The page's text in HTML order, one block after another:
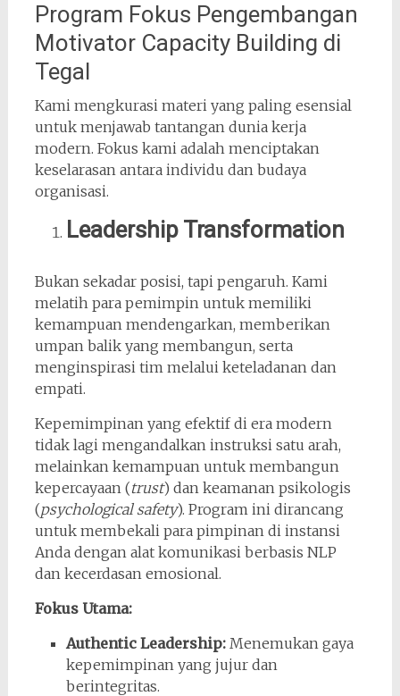
Program Fokus Pengembangan
Motivator Capacity Building di
Tegal
Kami mengkurasi materi yang paling esensial
untuk menjawab tantangan dunia kerja
modern. Fokus kami adalah menciptakan
keselarasan antara individu dan budaya
organisasi.
Leadership Transformation
Bukan sekadar posisi, tapi pengaruh. Kami
melatih para pemimpin untuk memiliki
kemampuan mendengarkan, memberikan
umpan balik yang membangun, serta
menginspirasi tim melalui keteladanan dan
empati.
Kepemimpinan yang efektif di era modern
tidak lagi mengandalkan instruksi satu arah,
melainkan kemampuan untuk membangun
kepercayaan (trust) dan keamanan psikologis
(psychological safety). Program ini dirancang
untuk membekali para pimpinan di instansi
Anda dengan alat komunikasi berbasis NLP
dan kecerdasan emosional.
Fokus Utama:
Authentic Leadership:Menemukan gaya
kepemimpinan yang jujur dan
berintegritas.